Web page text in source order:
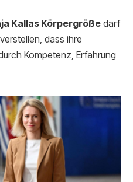
Kallas Körpergröße darf
dass ihre
Kompetenz, Erfahrung